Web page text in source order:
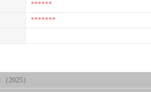
******
*******
2025）